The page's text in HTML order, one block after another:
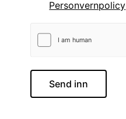
Personvernpolicy
Send inn